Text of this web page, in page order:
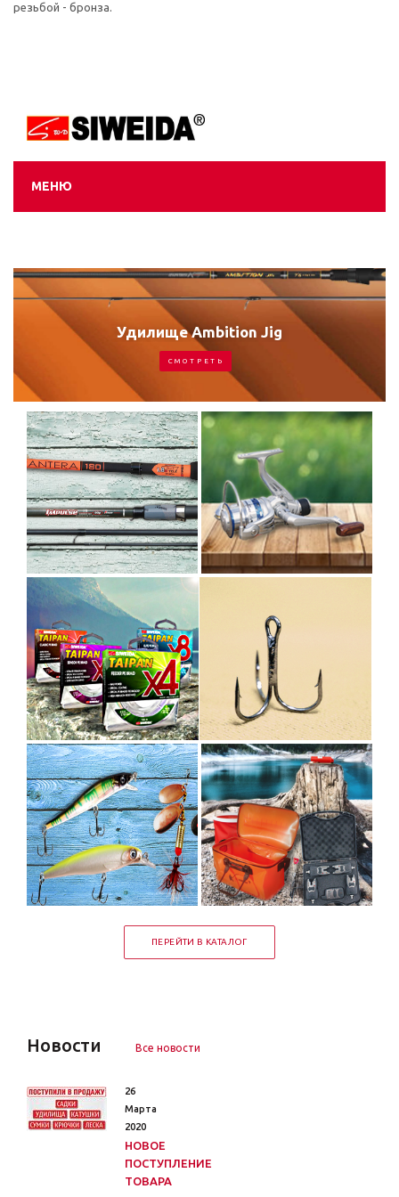
резьбой - бронза.
МЕНЮ
Удилище Ambition Jig
С М О Т Р Е Т Ь
ПЕРЕЙТИ В КАТАЛОГ
Новости Все новости
26
Марта
2020
НОВОЕ
ПОСТУПЛЕНИЕ
ТОВАРА